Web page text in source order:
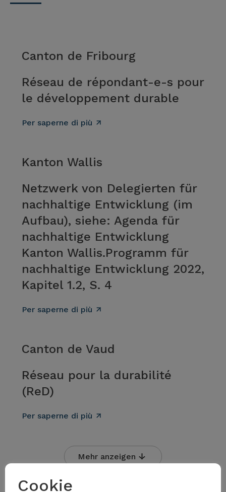
Canton de Fribourg
Réseau de répondant-e-s pour
le développement durable
Per saperne di più
Kanton Wallis
Netzwerk von Delegierten für
nachhaltige Entwicklung (im
Aufbau), siehe: Agenda für
nachhaltige Entwicklung
Kanton Wallis.Programm für
nachhaltige Entwicklung 2022,
Kapitel 1.2, S. 4
Per saperne di più
Canton de Vaud
Réseau pour la durabilité
(ReD)
Per saperne di più
Mehr anzeigen
Cookie